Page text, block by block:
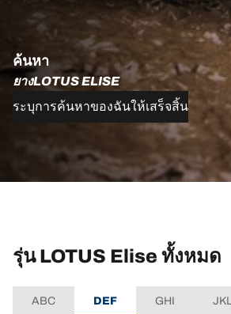
ค้นหา
ยางLOTUS ELISE
ระบุการค้นหาของฉันให้เสร็จสิ้น
รุ่น LOTUS Elise ทั้งหมด
ABC DEF GHI JKL